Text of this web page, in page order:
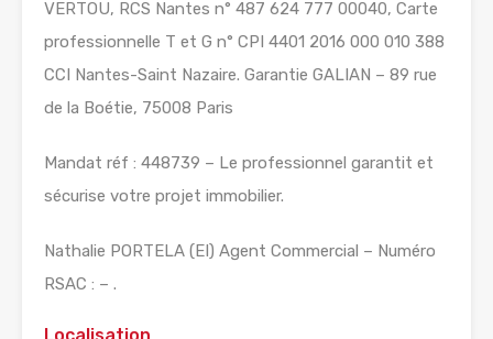
VERTOU, RCS Nantes n° 487 624 777 00040, Carte
professionnelle T et G n° CPI 4401 2016 000 010 388
CCI Nantes-Saint Nazaire. Garantie GALIAN – 89 rue
de la Boétie, 75008 Paris
Mandat réf : 448739 – Le professionnel garantit et
sécurise votre projet immobilier.
Nathalie PORTELA (EI) Agent Commercial – Numéro
RSAC : – .